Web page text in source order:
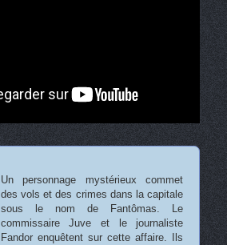
Un personnage mystérieux commet
des vols et des crimes dans la capitale
sous le nom de Fantômas. Le
commissaire Juve et le journaliste
Fandor enquêtent sur cette affaire. Ils